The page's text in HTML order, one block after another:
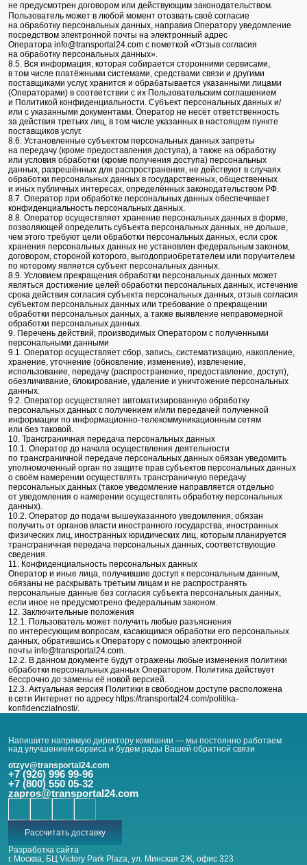
не предусмотрен договором или действующим законодательством.
Пользователь может в любой момент отозвать своё согласие
на обработку персональных данных, направив Оператору уведомление
посредством электронной почты на электронный адрес
Оператора info@transportal24.com с пометкой «Отзыв согласия
на обработку персональных данных».
8.5. Вся информация, которая собирается сторонними сервисами,
в том числе платёжными системами, средствами связи и другими
поставщиками услуг, хранится и обрабатывается указанными лицами
(Операторами) в соответствии с их Пользовательским соглашением
и Политикой конфиденциальности. Субъект персональных данных и/
или с указанными документами. Оператор не несёт ответственность
за действия третьих лиц, в том числе указанных в настоящем пункте
поставщиков услуг.
8.6. Установленные субъектом персональных данных запреты
на передачу (кроме предоставления доступа), а также на обработку
или условия обработки (кроме получения доступа) персональных
данных, разрешённых для распространения, не действуют в случаях
обработки персональных данных в государственных, общественных
и иных публичных интересах, определённых законодательством РФ.
8.7. Оператор при обработке персональных данных обеспечивает
конфиденциальность персональных данных.
8.8. Оператор осуществляет хранение персональных данных в форме,
позволяющей определить субъекта персональных данных, не дольше,
чем этого требуют цели обработки персональных данных, если срок
хранения персональных данных не установлен федеральным законом,
договором, стороной которого, выгодоприобретателем или поручителем
по которому является субъект персональных данных.
8.9. Условием прекращения обработки персональных данных может
являться достижение целей обработки персональных данных, истечение
срока действия согласия субъекта персональных данных, отзыв согласия
субъектом персональных данных или требование о прекращении
обработки персональных данных, а также выявление неправомерной
обработки персональных данных.
9. Перечень действий, производимых Оператором с полученными
персональными данными
9.1. Оператор осуществляет сбор, запись, систематизацию, накопление,
хранение, уточнение (обновление, изменение), извлечение,
использование, передачу (распространение, предоставление, доступ),
обезличивание, блокирование, удаление и уничтожение персональных
данных.
9.2. Оператор осуществляет автоматизированную обработку
персональных данных с получением и/или передачей полученной
информации по информационно-телекоммуникационным сетям
или без таковой.
10. Трансграничная передача персональных данных
10.1. Оператор до начала осуществления деятельности
по трансграничной передаче персональных данных обязан уведомить
уполномоченный орган по защите прав субъектов персональных данных
о своём намерении осуществлять трансграничную передачу
персональных данных (такое уведомление направляется отдельно
от уведомления о намерении осуществлять обработку персональных
данных).
10.2. Оператор до подачи вышеуказанного уведомления, обязан
получить от органов власти иностранного государства, иностранных
физических лиц, иностранных юридических лиц, которым планируется
трансграничная передача персональных данных, соответствующие
сведения.
11. Конфиденциальность персональных данных
Оператор и иные лица, получившие доступ к персональным данным,
обязаны не раскрывать третьим лицам и не распространять
персональные данные без согласия субъекта персональных данных,
если иное не предусмотрено федеральным законом.
12. Заключительные положения
12.1. Пользователь может получить любые разъяснения
по интересующим вопросам, касающимся обработки его персональных
данных, обратившись к Оператору с помощью электронной
почты info@transportal24.com.
12.2. В данном документе будут отражены любые изменения политики
обработки персональных данных Оператором. Политика действует
бессрочно до замены её новой версией.
12.3. Актуальная версия Политики в свободном доступе расположена
в сети Интернет по адресу https://transportal24.com/politika-
konfidenczialnosti/.
Напишите напрямую директору компании — мы постоянно работаем
над улучшением сервиса и будем рады Вашей обратной связи
otzyv@transportal24.com
+7 (926) 996 99-96
+7 (800) 550 05-32
zapros@transportal24.com
Рассчитать доставку
Разработка сайта
г. Москва, БЦ Victory Park Plaza, ул. Минская 2Ж, офис 323